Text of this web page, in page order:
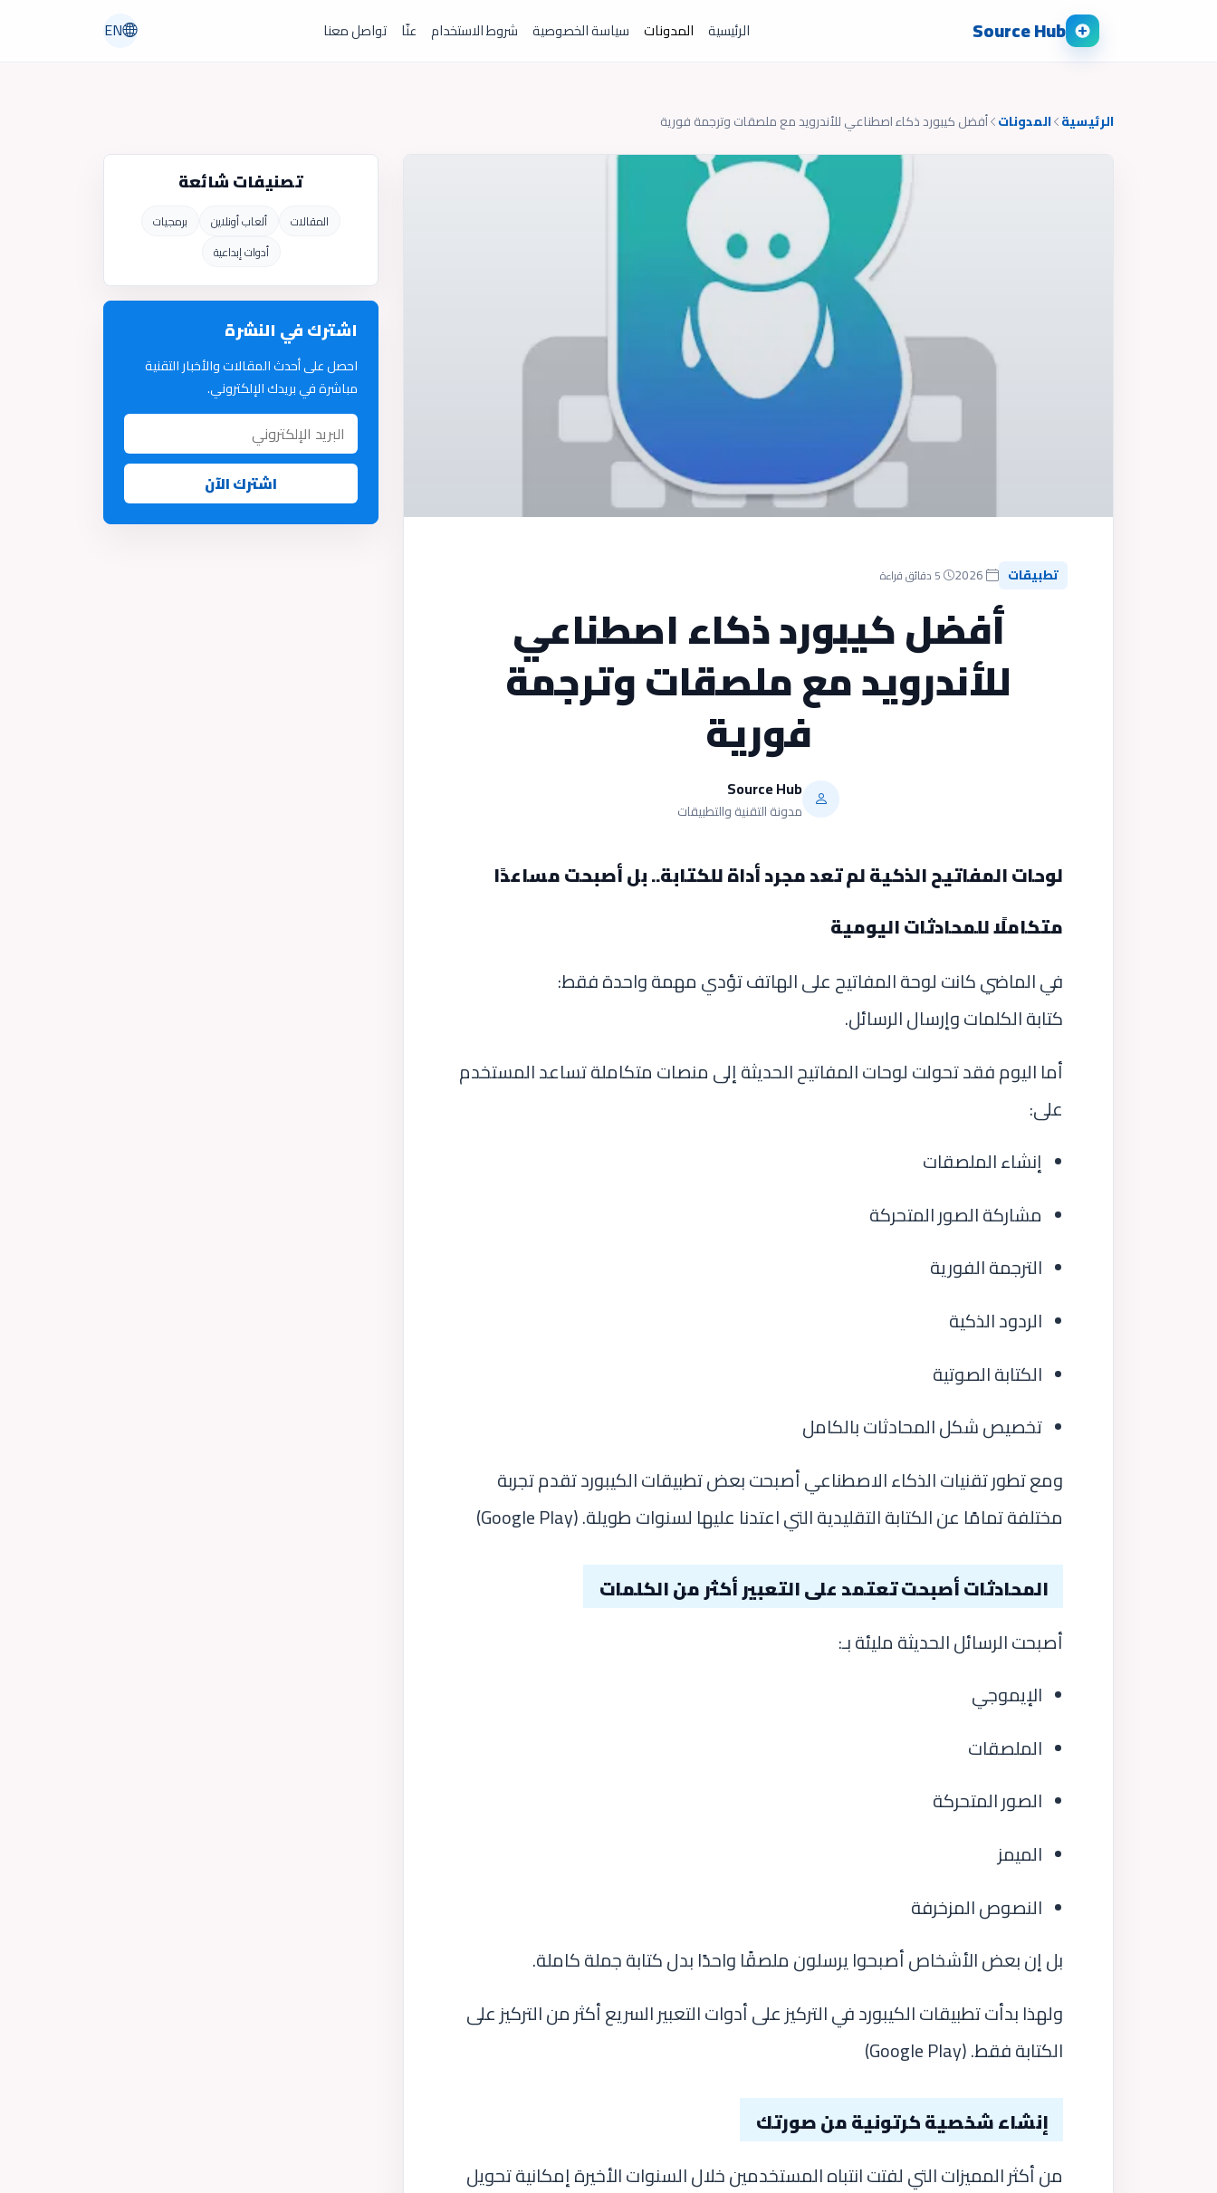
Source Hub الرئيسية المدونات سياسة الخصوصية شروط الاستخدام عنّا تواصل معنا EN
الرئيسية المدونات أفضل كيبورد ذكاء اصطناعي للأندرويد مع ملصقات وترجمة فورية
تصنيفات شائعة
المقالات ألعاب أونلاين
برمجيات
أدوات إبداعية
اشترك في النشرة
احصل على أحدث المقالات والأخبار التقنية
مباشرة في بريدك الإلكتروني.
اشترك الآن
تطبيقات
أفضل كيبورد ذكاء اصطناعي
للأندرويد مع ملصقات وترجمة
فورية
Source Hub
مدونة التقنية والتطبيقات
لوحات المفاتيح الذكية لم تعد مجرد أداة للكتابة.. بل أصبحت مساعدًا
متكاملًا للمحادثات اليومية
في الماضي كانت لوحة المفاتيح على الهاتف تؤدي مهمة واحدة فقط:
كتابة الكلمات وإرسال الرسائل.
أما اليوم فقد تحولت لوحات المفاتيح الحديثة إلى منصات متكاملة تساعد المستخدم
على:
إنشاء الملصقات
مشاركة الصور المتحركة
الترجمة الفورية
الردود الذكية
الكتابة الصوتية
تخصيص شكل المحادثات بالكامل
ومع تطور تقنيات الذكاء الاصطناعي أصبحت بعض تطبيقات الكيبورد تقدم تجربة
مختلفة تمامًا عن الكتابة التقليدية التي اعتدنا عليها لسنوات طويلة. (Google Play
)
المحادثات أصبحت تعتمد على التعبير أكثر من الكلمات
أصبحت الرسائل الحديثة مليئة بـ:
الإيموجي
الملصقات
الصور المتحركة
الميمز
النصوص المزخرفة
بل إن بعض الأشخاص أصبحوا يرسلون ملصقًا واحدًا بدل كتابة جملة كاملة.
ولهذا بدأت تطبيقات الكيبورد في التركيز على أدوات التعبير السريع أكثر من التركيز على
الكتابة فقط. (Google Play
)
إنشاء شخصية كرتونية من صورتك
من أكثر المميزات التي لفتت انتباه المستخدمين خلال السنوات الأخيرة إمكانية تحويل